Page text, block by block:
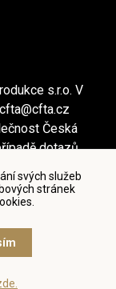
svých služeb
stránek
s.r.o. V
cfta@cfta.cz
Česká
dotazů
údajů